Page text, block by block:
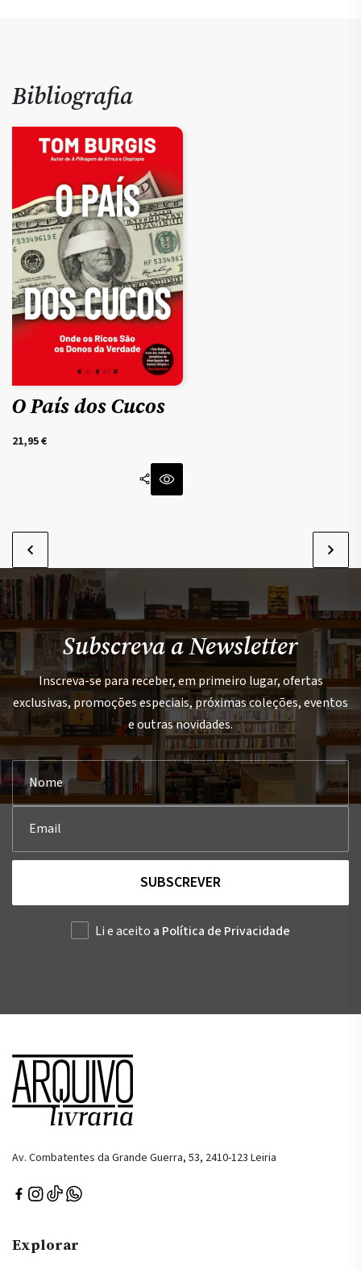
Bibliografia
O País dos Cucos
21,95€
Subscreva a Newsletter
Inscreva-se para receber, em primeiro lugar, ofertas
exclusivas, promoções especiais, próximas coleções, eventos
e outras novidades.
SUBSCREVER
Li e aceito a Política de Privacidade
Av. Combatentes da Grande Guerra, 53, 2410-123 Leiria
Explorar